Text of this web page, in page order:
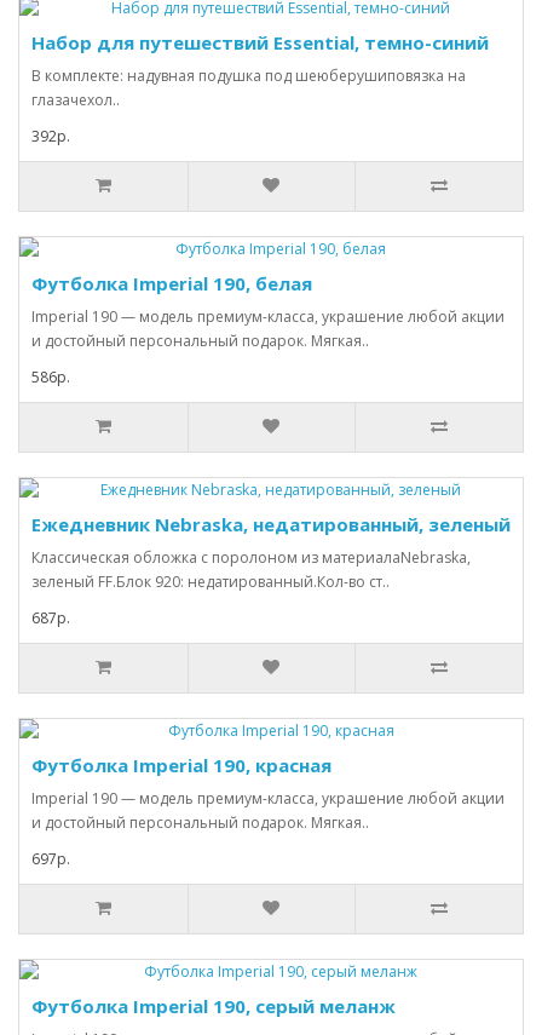
Набор для путешествий Essential, темно-синий
В комплекте: надувная подушка под шеюберушиповязка на
глазачехол..
392р.
Футболка Imperial 190, белая
Imperial 190 — модель премиум-класса, украшение любой акции
и достойный персональный подарок. Мягкая..
586р.
Ежедневник Nebraska, недатированный, зеленый
Классическая обложка с поролоном из материалаNebraska,
зеленый FF.Блок 920: недатированный.Кол-во ст..
687р.
Футболка Imperial 190, красная
Imperial 190 — модель премиум-класса, украшение любой акции
и достойный персональный подарок. Мягкая..
697р.
Футболка Imperial 190, серый меланж